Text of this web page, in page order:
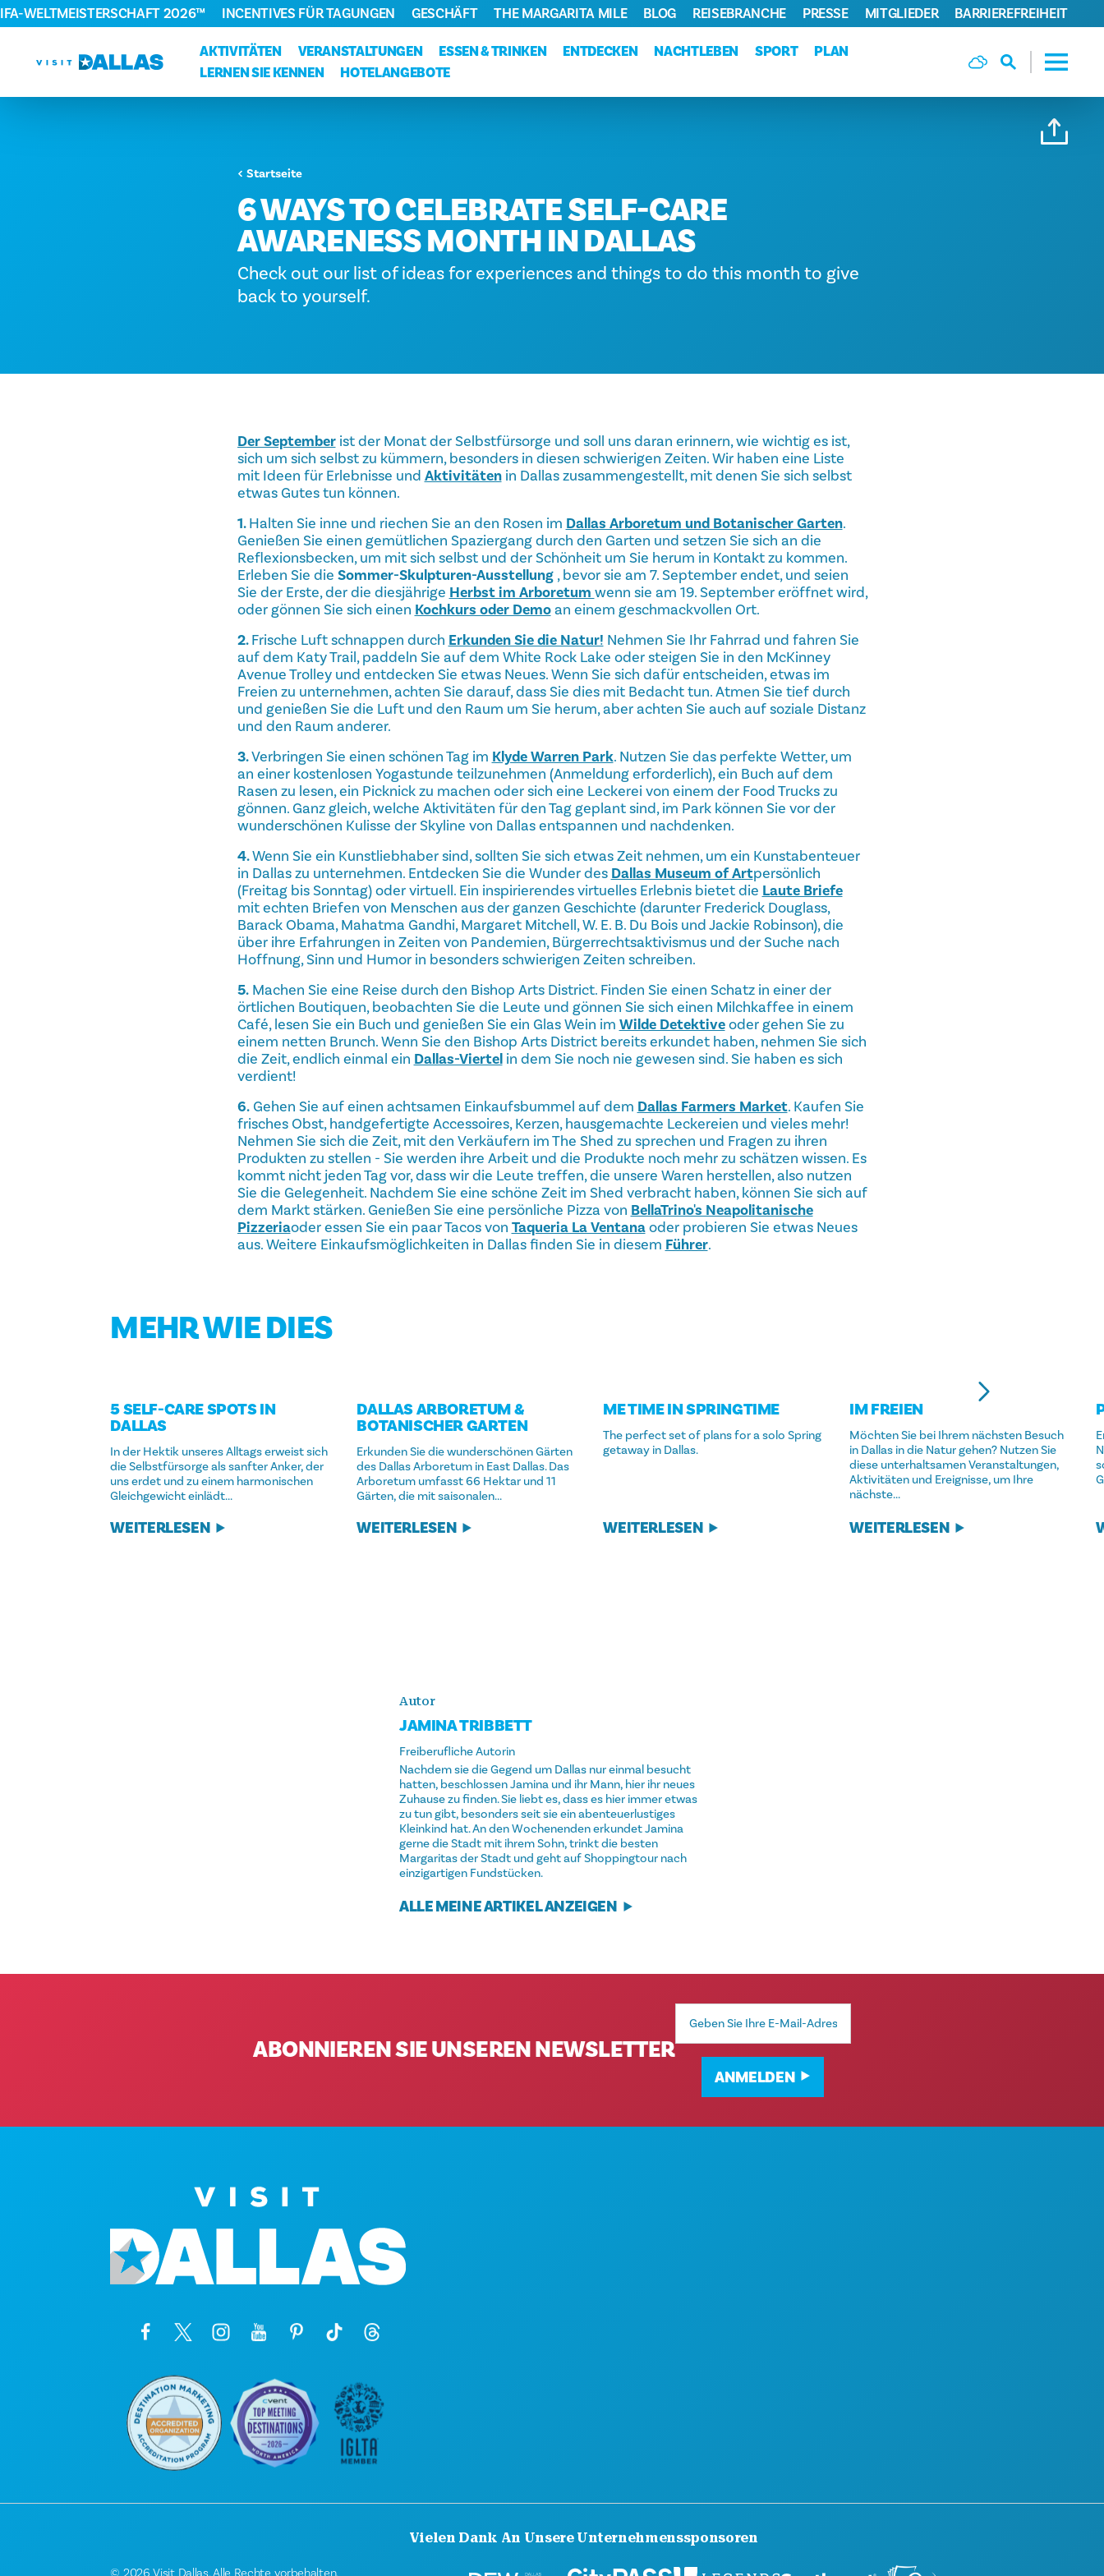
Zum Inhalt springen
AKTIVITÄTEN VERANSTALTUNGEN ESSEN & TRINKEN ENTDECKEN NACHTLEBEN SPORT
PLAN
LERNEN SIE KENNEN
HOTELANGEBOTE
WELTMEISTERSCHAFT 2026™ INCENTIVES FÜR TAGUNGEN GESCHÄFT THE MARGARITA MILE BLOG REISEBRANCHE PRESSE MITGLIEDER BARRIEREFREIHEIT
Startseite
6 WAYS TO CELEBRATE SELF-CARE
AWARENESS MONTH IN DALLAS
Check out our list of ideas for experiences and things to do this month to give
back to yourself.
Der Septemberist der Monat der Selbstfürsorge und soll uns daran erinnern, wie wichtig es ist,
sich um sich selbst zu kümmern, besonders in diesen schwierigen Zeiten. Wir haben eine Liste
mit Ideen für Erlebnisse und Aktivitätenin Dallas zusammengestellt, mit denen Sie sich selbst
etwas Gutes tun können.
1.Halten Sie inne und riechen Sie an den Rosen im Dallas Arboretum und Botanischer Garten.
Genießen Sie einen gemütlichen Spaziergang durch den Garten und setzen Sie sich an die
Reflexionsbecken, um mit sich selbst und der Schönheit um Sie herum in Kontakt zu kommen.
Erleben Sie die Sommer-Skulpturen-Ausstellung , bevor sie am 7. September endet, und seien
Sie der Erste, der die diesjährige Herbst im Arboretum wenn sie am 19. September eröffnet wird,
oder gönnen Sie sich einen Kochkurs oder Demoan einem geschmackvollen Ort.
2.Frische Luft schnappen durch Erkunden Sie die Natur! Nehmen Sie Ihr Fahrrad und fahren Sie
auf dem Katy Trail, paddeln Sie auf dem White Rock Lake oder steigen Sie in den McKinney
Avenue Trolley und entdecken Sie etwas Neues. Wenn Sie sich dafür entscheiden, etwas im
Freien zu unternehmen, achten Sie darauf, dass Sie dies mit Bedacht tun. Atmen Sie tief durch
und genießen Sie die Luft und den Raum um Sie herum, aber achten Sie auch auf soziale Distanz
und den Raum anderer.
3.Verbringen Sie einen schönen Tag im Klyde Warren Park. Nutzen Sie das perfekte Wetter, um
an einer kostenlosen Yogastunde teilzunehmen (Anmeldung erforderlich), ein Buch auf dem
Rasen zu lesen, ein Picknick zu machen oder sich eine Leckerei von einem der Food Trucks zu
gönnen. Ganz gleich, welche Aktivitäten für den Tag geplant sind, im Park können Sie vor der
wunderschönen Kulisse der Skyline von Dallas entspannen und nachdenken.
4.Wenn Sie ein Kunstliebhaber sind, sollten Sie sich etwas Zeit nehmen, um ein Kunstabenteuer
in Dallas zu unternehmen. Entdecken Sie die Wunder des Dallas Museum of Artpersönlich
(Freitag bis Sonntag) oder virtuell. Ein inspirierendes virtuelles Erlebnis bietet die Laute Briefe
mit echten Briefen von Menschen aus der ganzen Geschichte (darunter Frederick Douglass,
Barack Obama, Mahatma Gandhi, Margaret Mitchell, W. E. B. Du Bois und Jackie Robinson), die
über ihre Erfahrungen in Zeiten von Pandemien, Bürgerrechtsaktivismus und der Suche nach
Hoffnung, Sinn und Humor in besonders schwierigen Zeiten schreiben.
5.Machen Sie eine Reise durch den Bishop Arts District. Finden Sie einen Schatz in einer der
örtlichen Boutiquen, beobachten Sie die Leute und gönnen Sie sich einen Milchkaffee in einem
Café, lesen Sie ein Buch und genießen Sie ein Glas Wein im Wilde Detektiveoder gehen Sie zu
einem netten Brunch. Wenn Sie den Bishop Arts District bereits erkundet haben, nehmen Sie sich
die Zeit, endlich einmal ein Dallas-Viertelin dem Sie noch nie gewesen sind. Sie haben es sich
verdient!
6.Gehen Sie auf einen achtsamen Einkaufsbummel auf dem Dallas Farmers Market. Kaufen Sie
frisches Obst, handgefertigte Accessoires, Kerzen, hausgemachte Leckereien und vieles mehr!
Nehmen Sie sich die Zeit, mit den Verkäufern im The Shed zu sprechen und Fragen zu ihren
Produkten zu stellen - Sie werden ihre Arbeit und die Produkte noch mehr zu schätzen wissen. Es
kommt nicht jeden Tag vor, dass wir die Leute treffen, die unsere Waren herstellen, also nutzen
Sie die Gelegenheit. Nachdem Sie eine schöne Zeit im Shed verbracht haben, können Sie sich auf
dem Markt stärken. Genießen Sie eine persönliche Pizza von BellaTrino's Neapolitanische
Pizzeriaoder essen Sie ein paar Tacos von Taqueria La Ventanaoder probieren Sie etwas Neues
aus. Weitere Einkaufsmöglichkeiten in Dallas finden Sie in diesem Führer.
MEHR WIE DIES
5 SELF-CARE SPOTS IN
DALLAS
In der Hektik unseres Alltags erweist sich
die Selbstfürsorge als sanfter Anker, der
uns erdet und zu einem harmonischen
Gleichgewicht einlädt...
WEITERLESEN
DALLAS ARBORETUM &
BOTANISCHER GARTEN
Erkunden Sie die wunderschönen Gärten
des Dallas Arboretum in East Dallas. Das
Arboretum umfasst 66 Hektar und 11
Gärten, die mit saisonalen...
WEITERLESEN
ME TIME IN SPRINGTIME
The perfect set of plans for a solo Spring
getaway in Dallas.
WEITERLESEN
IM FREIEN
Möchten Sie bei Ihrem nächsten Besuch
in Dallas in die Natur gehen? Nutzen Sie
diese unterhaltsamen Veranstaltungen,
Aktivitäten und Ereignisse, um Ihre
nächste...
WEITERLESEN
Autor
JAMINA TRIBBETT
Freiberufliche Autorin
Nachdem sie die Gegend um Dallas nur einmal besucht
hatten, beschlossen Jamina und ihr Mann, hier ihr neues
Zuhause zu finden. Sie liebt es, dass es hier immer etwas
zu tun gibt, besonders seit sie ein abenteuerlustiges
Kleinkind hat. An den Wochenenden erkundet Jamina
gerne die Stadt mit ihrem Sohn, trinkt die besten
Margaritas der Stadt und geht auf Shoppingtour nach
einzigartigen Fundstücken.
ALLE MEINE ARTIKEL ANZEIGEN
ABONNIEREN SIE UNSEREN NEWSLETTER
E-
Mail-
ANMELDEN
Vielen Dank An Unsere Unternehmenssponsoren